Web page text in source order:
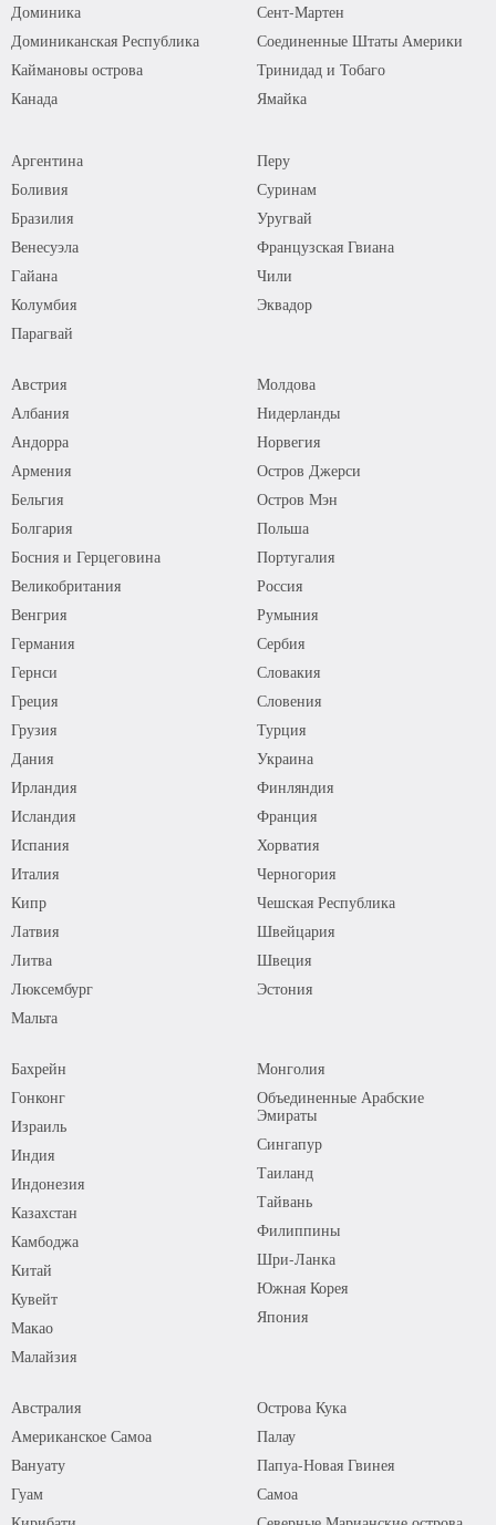
Доминика
Доминиканская Республика
Каймановы острова
Канада
Сент-Мартен
Соединенные Штаты Америки
Тринидад и Тобаго
Ямайка
Аргентина
Боливия
Бразилия
Венесуэла
Гайана
Колумбия
Парагвай
Перу
Суринам
Уругвай
Французская Гвиана
Чили
Эквадор
Австрия
Албания
Андорра
Армения
Бельгия
Болгария
Босния и Герцеговина
Великобритания
Венгрия
Германия
Гернси
Греция
Грузия
Дания
Ирландия
Исландия
Испания
Италия
Кипр
Латвия
Литва
Люксембург
Мальта
Молдова
Нидерланды
Норвегия
Остров Джерси
Остров Мэн
Польша
Португалия
Россия
Румыния
Сербия
Словакия
Словения
Турция
Украина
Финляндия
Франция
Хорватия
Черногория
Чешская Республика
Швейцария
Швеция
Эстония
Бахрейн
Гонконг
Израиль
Индия
Индонезия
Казахстан
Камбоджа
Китай
Кувейт
Макао
Малайзия
Монголия
Объединенные Арабские
Эмираты
Сингапур
Таиланд
Тайвань
Филиппины
Шри-Ланка
Южная Корея
Япония
Австралия
Американское Самоа
Вануату
Гуам
Острова Кука
Палау
Папуа-Новая Гвинея
Самоа